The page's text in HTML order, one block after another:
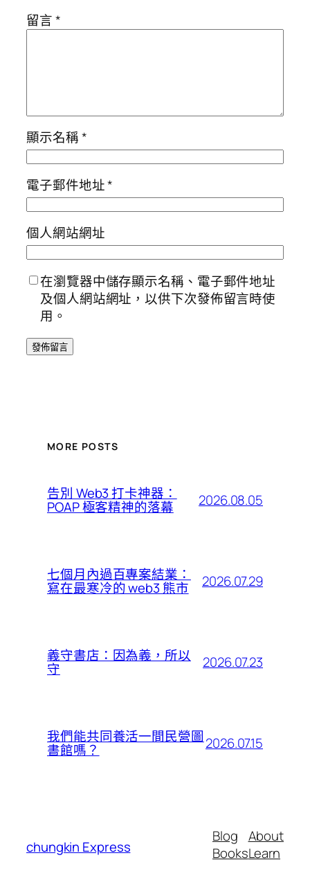
留言*
顯示名稱*
電子郵件地址*
個人網站網址
在瀏覽器中儲存顯示名稱、電子郵件地址
及個人網站網址，以供下次發佈留言時使
用。
MORE POSTS
告別 Web3 打卡神器：
POAP 極客精神的落幕 2026.08.05
七個月內過百專案結業：
寫在最寒冷的 web3 熊市 2026.07.29
義守書店：因為義，所以
守 2026.07.23
我們能共同養活一間民營圖
書館嗎？ 2026.07.15
chungkin Express
Blog
Books
About
Learn